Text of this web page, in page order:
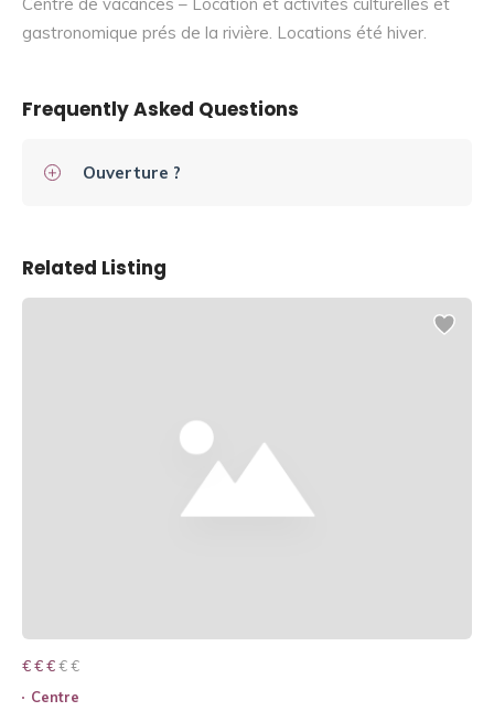
gastronomique prés de la rivière. Locations été hiver.
Frequently Asked Questions
Ouverture ?
Related Listing
€ € € € €
€ € €
Centre